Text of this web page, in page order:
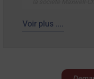
financières au début
société Chrysler.
Voir plus ....